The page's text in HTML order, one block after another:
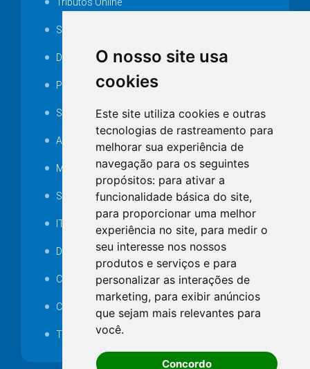
O nosso site usa
cookies
Este site utiliza cookies e outras
tecnologias de rastreamento para
melhorar sua experiência de
navegação para os seguintes
propósitos: para ativar a
funcionalidade básica do site,
para proporcionar uma melhor
experiência no site, para medir o
seu interesse nos nossos
produtos e serviços e para
personalizar as interações de
marketing, para exibir anúncios
que sejam mais relevantes para
você.
Concordo
Serviços ISS-E
Decretos
Portarias
SAMAE
Audiência pública
MANUTENÇÃO DE ILUMINAÇÃO PÚBLICA
Serviços Técnicos TI
ITR
Desapropriações
Catalogo Eletrônico de Padronização
Consórcios Municipais
Telefones Úteis